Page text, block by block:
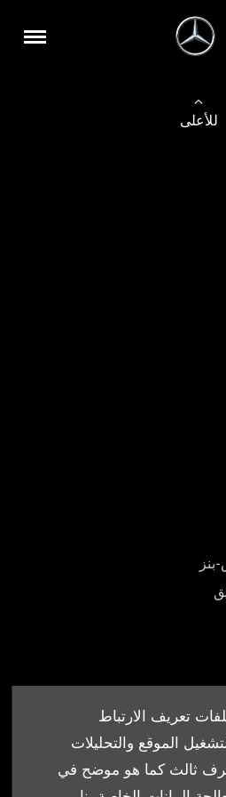
تعريف الارتباط
الموقع والتحليلات
ثالث كما هو موضح في
للأعلى